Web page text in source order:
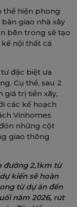
thể hiện phong
giao nhà xây
bên trong sẽ tạo
nội thất cá
đặc biệt ưa
Cụ thể, sau 2
giá trị tiền xây,
các kế hoạch
Vinhomes
những cột
giao thông
đường 2,1km từ
kiến sẽ hoàn
từ dự án đến
năm 2026, rút